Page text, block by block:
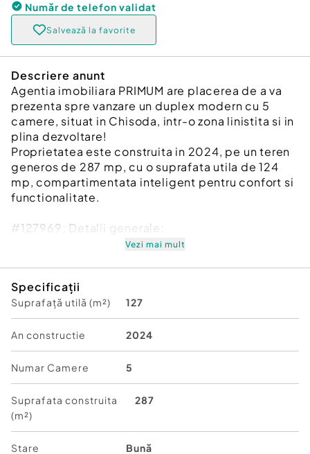
Număr de telefon validat
Salvează la favorite
Descriere anunt
Agentia imobiliara PRIMUM are placerea de a va
prezenta spre vanzare un duplex modern cu 5
camere, situat in Chisoda, intr-o zona linistita si in
plina dezvoltare!
Proprietatea este construita in 2024, pe un teren
generos de 287 mp, cu o suprafata utila de 124
mp, compartimentata inteligent pentru confort si
functionalitate.
#127969; Detalii generale:
Regim de inaltime: Parter Etaj Pod
Suprafata teren: 287 mp
Suprafata utila: 124 mp
Vezi mai mult
Specificații
Suprafață utilă (m²) 127
An constructie 2024
Numar Camere 5
Suprafata construita
(m²)
287
Stare Bună